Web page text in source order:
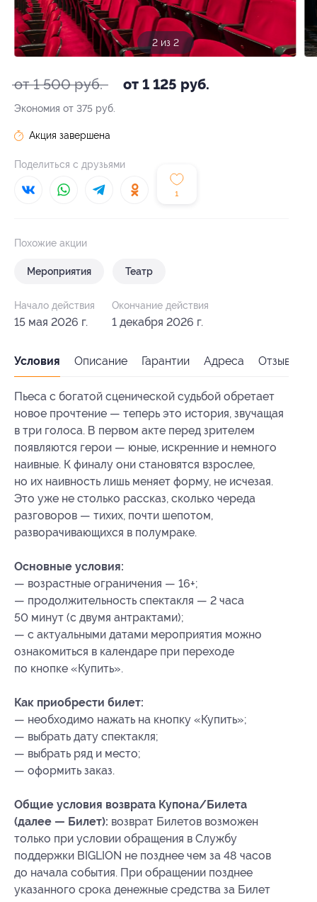
2 из 2
от 1 500 руб. от 1 125 руб.
Экономия от 375 руб.
1
Акция завершена
Поделиться с друзьями
Похожие акции
Мероприятия Театр
Начало действия
15 мая 2026 г.
Окончание действия
1 декабря 2026 г.
Условия Описание Гарантии Адреса Отзывы
Пьеса с богатой сценической судьбой обретает
новое прочтение — теперь это история, звучащая
в три голоса. В первом акте перед зрителем
появляются герои — юные, искренние и немного
наивные. К финалу они становятся взрослее,
но их наивность лишь меняет форму, не исчезая.
Это уже не столько рассказ, сколько череда
разговоров — тихих, почти шепотом,
разворачивающихся в полумраке.
Основные условия:
— возрастные ограничения — 16+;
— продолжительность спектакля — 2 часа
50 минут (с двумя антрактами);
— с актуальными датами мероприятия можно
ознакомиться в календаре при переходе
по кнопке «Купить».
Как приобрести билет:
— необходимо нажать на кнопку «Купить»;
— выбрать дату спектакля;
— выбрать ряд и место;
— оформить заказ.
Общие условия возврата Купона/Билета
(далее — Билет): возврат Билетов возможен
только при условии обращения в Службу
поддержки BIGLION не позднее чем за 48 часов
до начала события. При обращении позднее
указанного срока денежные средства за Билет